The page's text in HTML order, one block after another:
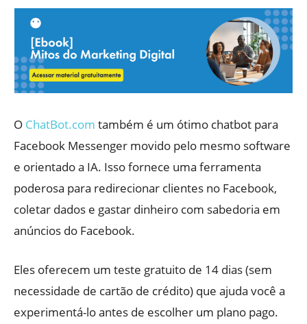
O ChatBot.com também é um ótimo chatbot para
Facebook Messenger movido pelo mesmo software
e orientado a IA. Isso fornece uma ferramenta
poderosa para redirecionar clientes no Facebook,
coletar dados e gastar dinheiro com sabedoria em
anúncios do Facebook.
Eles oferecem um teste gratuito de 14 dias (sem
necessidade de cartão de crédito) que ajuda você a
experimentá-lo antes de escolher um plano pago.